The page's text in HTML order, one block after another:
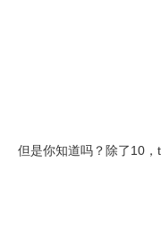
但是你知道吗？除了10，